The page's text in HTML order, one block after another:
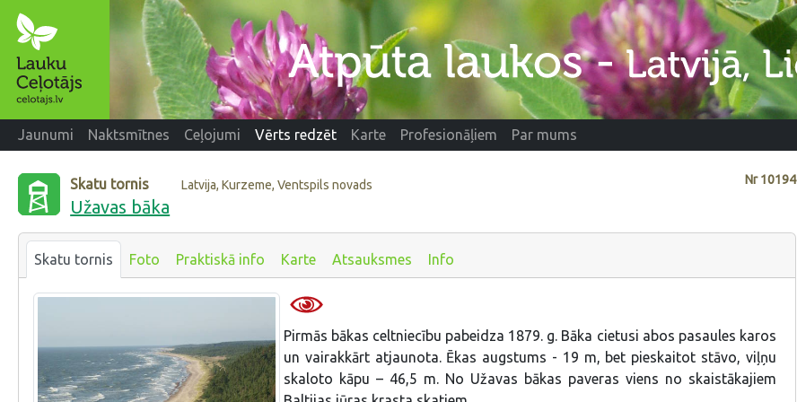
Jaunumi Naktsmītnes Ceļojumi Vērts redzēt Karte Profesionāļiem Par mums
Nr10194
Skatu tornis Latvija, Kurzeme, Ventspils novads
Užavas bāka
Skatu tornis Foto Praktiskā info Karte Atsauksmes Info
Pirmās bākas celtniecību pabeidza 1879. g. Bāka cietusi abos pasaules karos
un vairakkārt atjaunota. Ēkas augstums - 19 m, bet pieskaitot stāvo, viļņu
skaloto kāpu – 46,5 m. No Užavas bākas paveras viens no skaistākajiem